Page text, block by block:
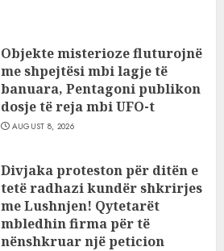
Objekte misterioze fluturojnë
me shpejtësi mbi lagje të
banuara, Pentagoni publikon
dosje të reja mbi UFO-t
AUGUST 8, 2026
Divjaka proteston për ditën e
tetë radhazi kundër shkrirjes
me Lushnjen! Qytetarët
mbledhin firma për të
nënshkruar një peticion